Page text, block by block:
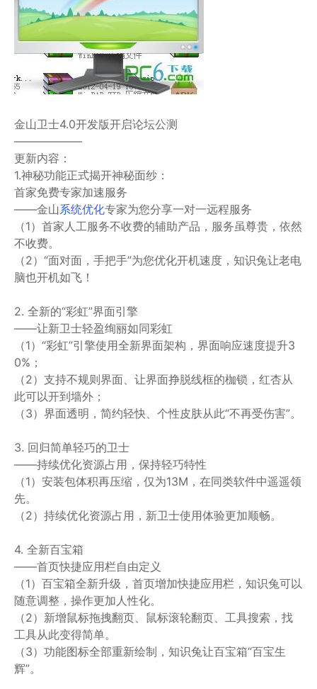
金山卫士4.0开发版开启论坛公测
——————
更新内容：
1.神秘功能正式揭开神秘面纱：
首家免费专家加速服务
——金山系统优化专家为您分享一对一远程服务
（1）首家人工服务不收费的辅助产品，服务虽尊贵，依然
不收费。
（2）“面对面，手把手”为您优化开机速度，知识兔让老电
脑也开机如飞！
2. 全新的“彩虹”界面引擎
——让新卫士轻盈绚丽如同彩虹
（1）“彩虹”引擎使用全新界面架构，界面响应速度提升3
0%；
（2）支持不规则界面、让界面挣脱线框的枷锁，红杏从
此可以开到墙外；
（3）界面透明，简约轻快、个性皮肤从此“不再受伤害”。
3. 回归简单轻巧的卫士
——持续优化资源占用，保持轻巧特性
（1）安装包体积再压缩，仅为13M，在同类软件中遥遥领
先。
（2）持续优化资源占用，新卫士使用体验更加顺畅。
4. 全新百宝箱
——首页快捷应用栏自由定义
（1）百宝箱全新升级，首页增加快捷应用栏，知识兔可以
随意调整，操作更加人性化。
（2）新增鼠标拖拽翻页、鼠标滚轮翻页、工具搜索，找
工具从此变得简单。
（3）功能图标全部重新绘制，知识兔让百宝箱“百宝生
辉”。